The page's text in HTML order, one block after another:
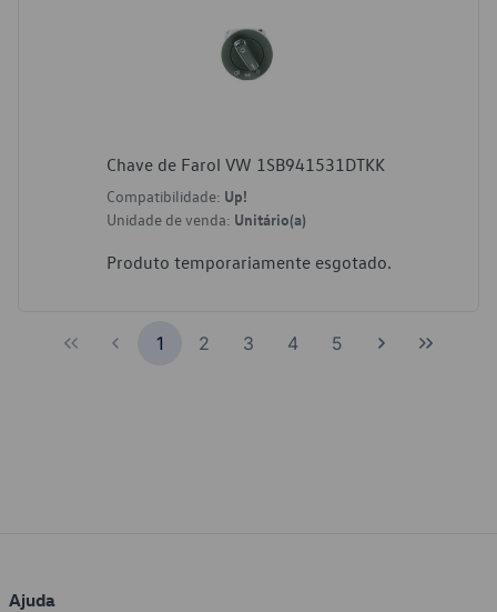
Chave de Farol VW 1SB941531DTKK
Compatibilidade: Up!
Unidade de venda: Unitário(a)
Produto temporariamente esgotado.
1 2 3 4 5
Ajuda